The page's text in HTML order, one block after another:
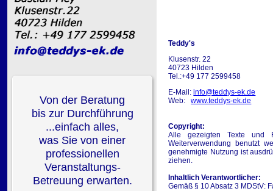
Von der Beratung
bis zur Durchführung
...einfach alles,
was Sie von einer
professionellen
Veranstaltungs-
Betreuung erwarten.
Teddy's
Klusenstr. 22
40723 Hilden
Tel.:+49 177 2599458
E-Mail:info@teddys-ek.de
Web:www.teddys-ek.de
Copyright:
Alle gezeigten Texte und
Weiterverwendung benutzt
genehmigte Nutzung ist
ziehen.
Inhaltlich Verantwortlicher:
Gemäß § 10 Absatz 3 MDStV: